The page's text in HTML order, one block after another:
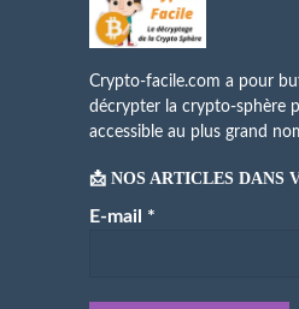
Crypto-facile.com a pour
décrypter la crypto-sphère
accessible au plus grand
📩 NOS ARTICLES DANS
E-mail *